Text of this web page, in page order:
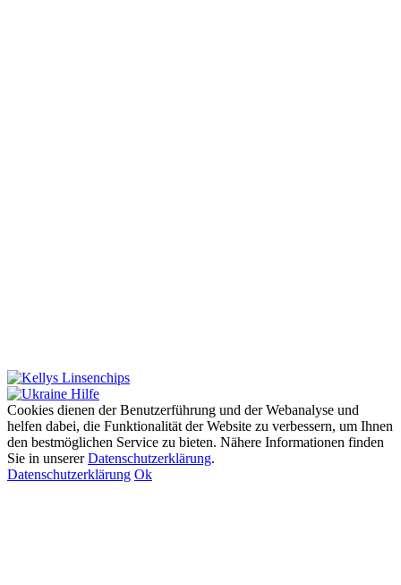
Cookies dienen der Benutzerführung und der Webanalyse und
helfen dabei, die Funktionalität der Website zu verbessern, um Ihnen
den bestmöglichen Service zu bieten. Nähere Informationen finden
Sie in unsererDatenschutzerklärung.
Datenschutzerklärung Ok